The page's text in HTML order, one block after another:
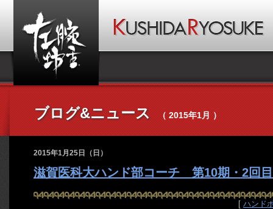
ブログ&ニュース （ 2015年1月 ）
2015年1月25日（日）
滋賀医科大ハンド部コーチ 第10期・2回目
[ ハンド